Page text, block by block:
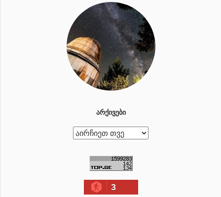
ᲐᲠᲥᲘᲕᲔᲑᲘ
ა
3